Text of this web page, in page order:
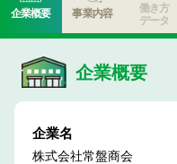
企業概要 事業内容
働き方
データ
企業概要
企業名
株式会社常盤商会